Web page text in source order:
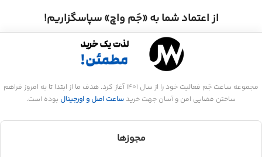
از اعتماد شما به «جَم واچ» سپاسگزاریم!
مجموعه ساعت جَم فعالیت خود را از سال 1401 آغاز کرد. هدف ما از ابتدا تا به امروز فراهم
ساختن فضایی امن و آسان جهت خرید ساعت اصل و اورجینال بوده است.
مجوزها